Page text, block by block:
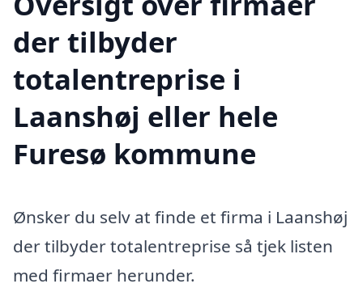
der tilbyder
totalentreprise i
Laanshøj eller hele
Furesø kommune
Ønsker du selv at finde et firma i Laanshøj
der tilbyder totalentreprise så tjek listen
med firmaer herunder.